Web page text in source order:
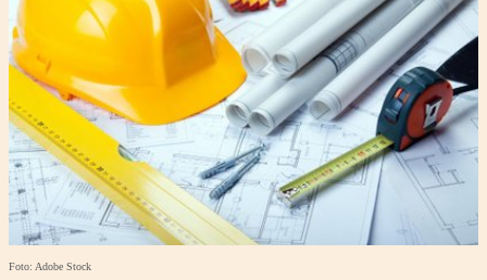
Foto: Adobe Stock